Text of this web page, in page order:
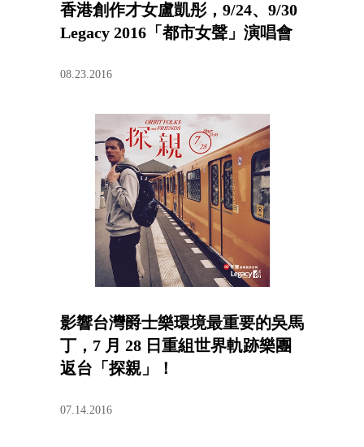
香港創作才女盧凱彤，9/24、9/30
Legacy 2016「都市女聲」演唱會
08.23.2016
影響台灣爵士樂環境最重要的吳馬
丁，7 月 28 日重組世界軌跡樂團
返台「探親」！
07.14.2016